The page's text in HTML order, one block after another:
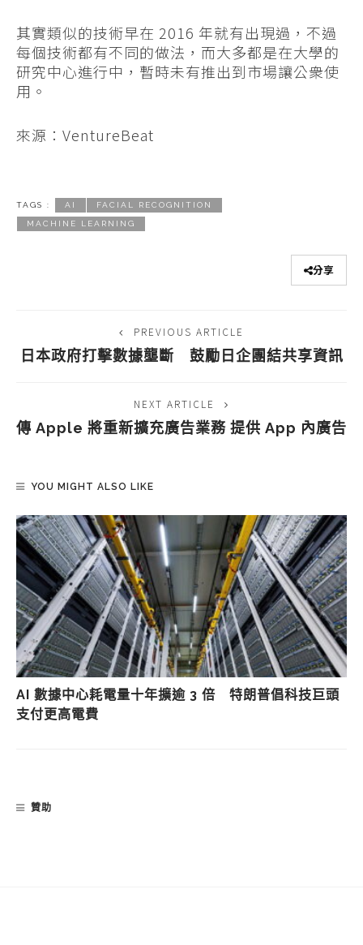
其實類似的技術早在 2016 年就有出現過，不過
每個技術都有不同的做法，而大多都是在大學的
研究中心進行中，暫時未有推出到市場讓公衆使
用。
來源：VentureBeat
TAGS : AI FACIAL RECOGNITION
MACHINE LEARNING
分享
PREVIOUS ARTICLE
日本政府打擊數據壟斷 鼓勵日企團結共享資訊
NEXT ARTICLE
傳 Apple 將重新擴充廣告業務 提供 App 內廣告
YOU MIGHT ALSO LIKE
AI 數據中心耗電量十年擴逾 3 倍 特朗普倡科技巨頭
支付更高電費
贊助